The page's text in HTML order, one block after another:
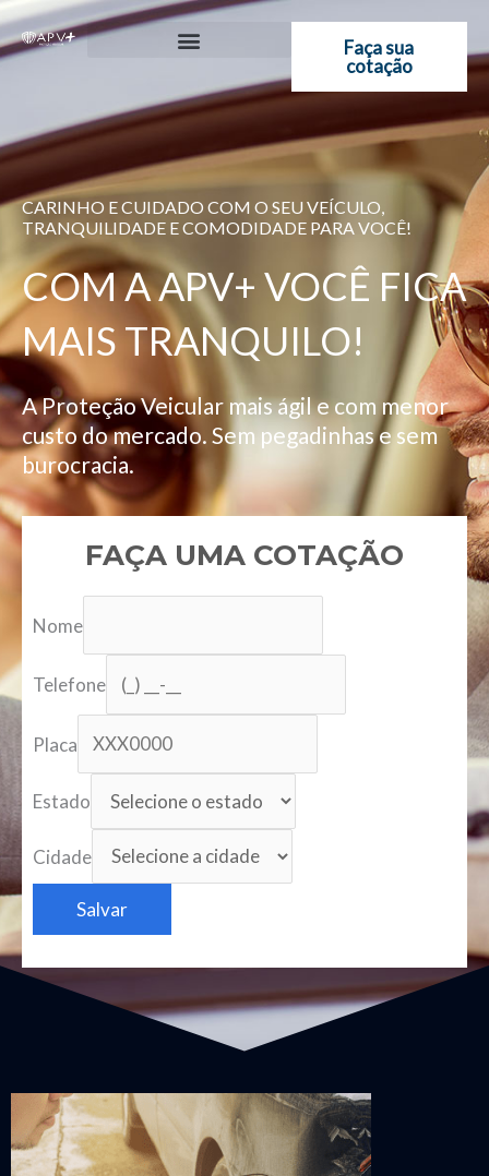
Ir
para
Faça sua
cotação
CARINHO E CUIDADO COM O SEU VEÍCULO,
TRANQUILIDADE E COMODIDADE PARA VOCÊ!
COM A APV+ VOCÊ FICA
MAIS TRANQUILO!
A Proteção Veicular mais ágil e com menor
custo do mercado. Sem pegadinhas e sem
burocracia.
FAÇA UMA COTAÇÃO
Nome
Telefone
Placa
Estado
Cidade
Salvar